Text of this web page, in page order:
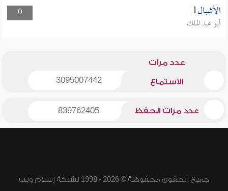
0
الأشبال1
أبو عبد الملك
عدد مرات
الاستماع 3095007442
عدد مرات الحفظ 839762405
جميع الحقوق محفوظة © 2026 - 1998 لشبكة إسلام ويب